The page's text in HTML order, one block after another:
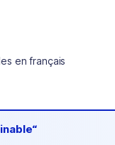
en français